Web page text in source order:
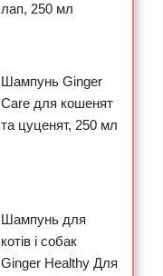
лап, 250 мл
Шампунь Ginger
Care для кошенят
та цуценят, 250 мл
Шампунь для
котів і собак
Ginger Healthy Для